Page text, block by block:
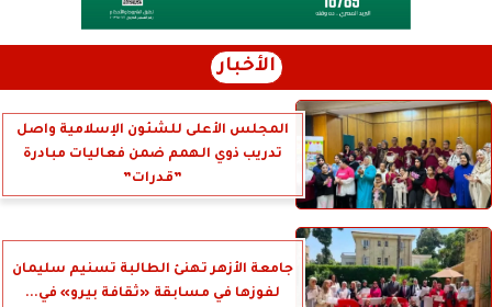
الأخبار
المجلس الأعلى للشئون الإسلامية واصل
تدريب ذوي الهمم ضمن فعاليات مبادرة
”قدرات”
جامعة الأزهر تهنئ الطالبة تسنيم سليمان
لفوزها في مسابقة «ثقافة بيرو» في...